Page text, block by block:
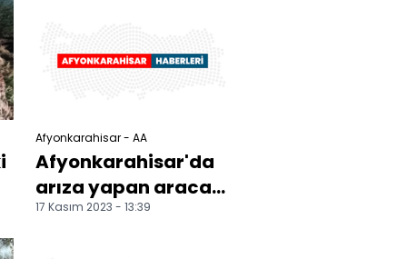
Afyonkarahisar - AA
Afyonkarahisar'da
arıza yapan araca
çarpan
17 Kasım 2023 - 13:39